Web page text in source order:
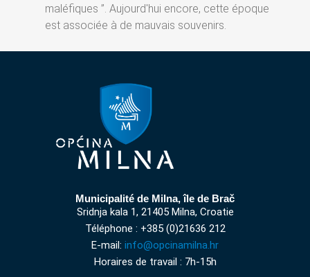
maléfiques ”. Aujourd'hui encore, cette époque
est associée à de mauvais souvenirs.
Municipalité de Milna, île de Brač
Sridnja kala 1, 21405 Milna, Croatie
Téléphone : +385 (0)21636 212
E-mail: info@opcinamilna.hr
Horaires de travail : 7h-15h